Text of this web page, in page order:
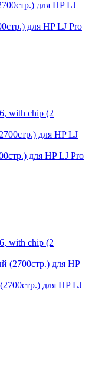
для HP LJ Pro
with chip (2
для HP LJ Pro
with chip (2
для HP LJ